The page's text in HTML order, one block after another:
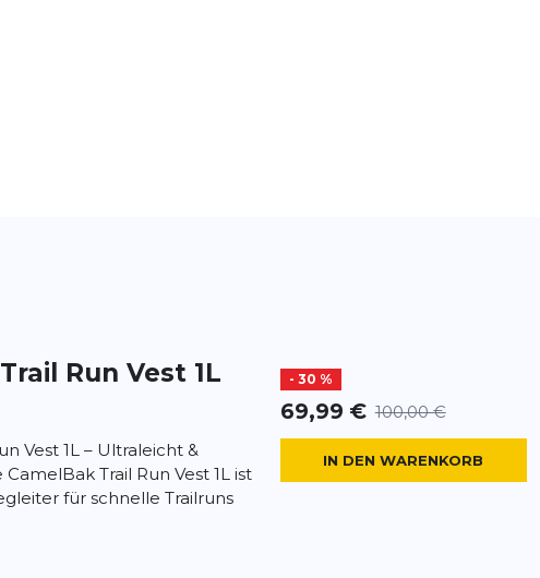
Trail Run Vest 1L - 30 %
69,99 € 100,00 €
Vest 1L – Ultraleicht &
Trail Run Vest 1L ist
für schnelle Trailruns
IN DEN WARENKORB